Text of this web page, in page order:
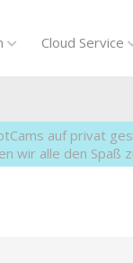
Cloud Service
auf privat
wir alle den Spaß